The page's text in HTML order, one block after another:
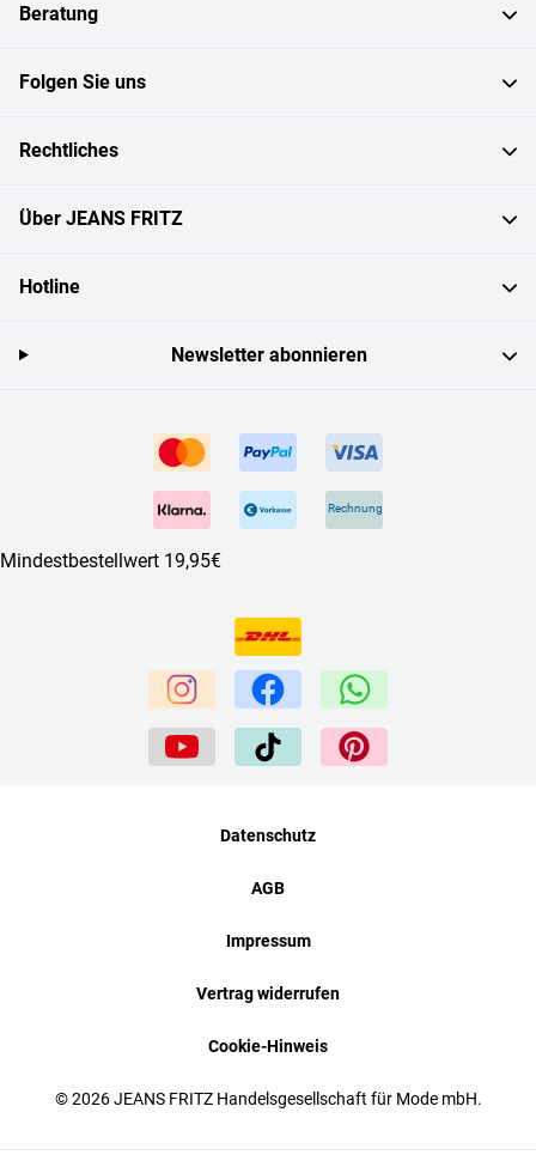
Beratung
Folgen Sie uns
Rechtliches
Über JEANS FRITZ
Hotline
Rechnung
Mindestbestellwert 19,95€
Newsletter abonnieren
© 2026 JEANS FRITZ Handelsgesellschaft für Mode mbH.
Datenschutz
AGB
Impressum
Vertrag widerrufen
Cookie-Hinweis